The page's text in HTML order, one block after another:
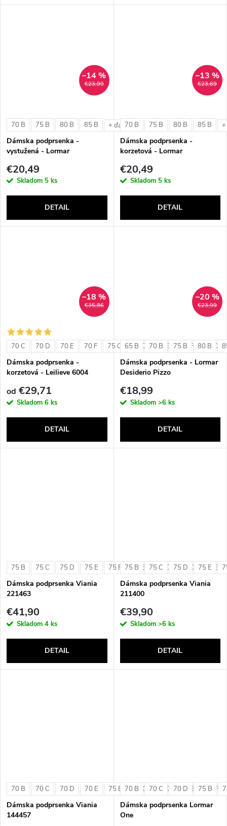
€23,99
–14 %
70 B 75 B 80 B 85 B + ďalšie
Dámska podprsenka -
vystužená - Lormar
€20,49
Skladom 5 ks
DETAIL
€23,69
–13 %
70 B 75 B 80 B 85 B
Dámska podprsenka -
korzetová - Lormar
€20,49
Skladom 5 ks
DETAIL
€35,86
–18 %
70 C 70 D 70 E 70 F 75 C 75 D 75 E 75 F 80 C
Dámska podprsenka -
korzetová - Leilieve 6004
od €29,71
Skladom 6 ks
DETAIL
€23,99
–20 %
65 B 70 B 75 B 80 B
Dámska podprsenka - Lormar
Desiderio Pizzo
€18,99
Skladom >6 ks
DETAIL
75 B 75 C 75 D 75 E 75 F 80 B 80 C 80 D 80 E
Dámska podprsenka Viania
221463
€41,90
Skladom 4 ks
DETAIL
75 B 75 C 75 D 75 E
Dámska podprsenka Viania
211400
€39,90
Skladom >6 ks
DETAIL
70 B 70 C 70 D 70 E 75 B 75 C 75 D 75 E 75 F
Dámska podprsenka Viania
144457
70 B 70 C 70 D 75 B
Dámska podprsenka Lormar
One